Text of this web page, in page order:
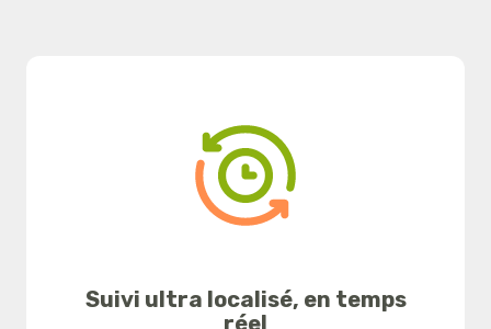
Suivi ultra localisé, en temps
réel